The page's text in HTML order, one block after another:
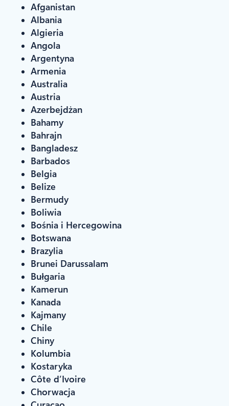
Afganistan
Albania
Algieria
Angola
Argentyna
Armenia
Australia
Austria
Azerbejdżan
Bahamy
Bahrajn
Bangladesz
Barbados
Belgia
Belize
Bermudy
Boliwia
Bośnia i Hercegowina
Botswana
Brazylia
Brunei Darussalam
Bułgaria
Kamerun
Kanada
Kajmany
Chile
Chiny
Kolumbia
Kostaryka
Côte d’Ivoire
Chorwacja